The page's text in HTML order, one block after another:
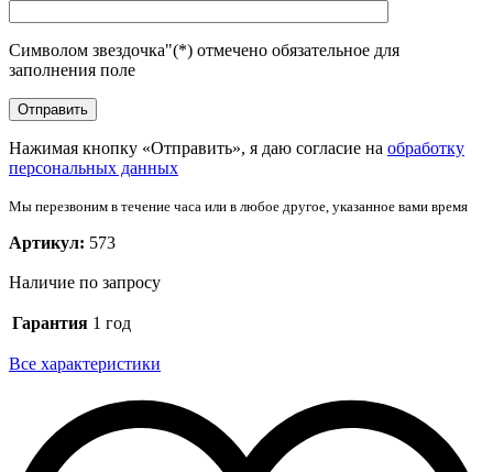
Символом звездочка"(*) отмечено обязательное для
заполнения поле
Нажимая кнопку «Отправить», я даю согласие на обработку
персональных данных
Мы перезвоним в течение часа или в любое другое, указанное вами время
Артикул: 573
Наличие по запросу
Гарантия 1 год
Все характеристики